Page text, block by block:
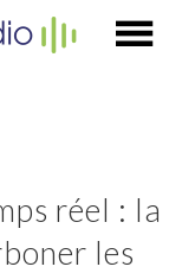
réel : la
les